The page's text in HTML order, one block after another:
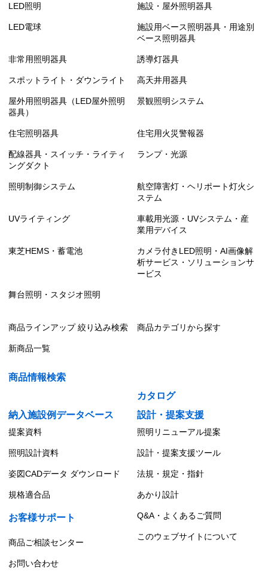
LED照明 施設・屋外照明器具
LED電球
施設用ベース照明器具・用途別
ベース照明器具
非常用照明器具 誘導灯器具
スポットライト・ダウンライト 高天井用器具
屋外用照明器具（LED屋外照明
器具）
景観照明システム
住宅照明器具 住宅用火災警報器
配線器具・スイッチ・ライティ
ングダクト
ランプ・光源
照明制御システム
航空障害灯・ヘリポート灯火シ
ステム
UVライティング
車載用光源・UVシステム・産
業用デバイス
東芝HEMS・蓄電池
カメラ付きLED照明・AI画像解
析サービス・ソリューションサ
ービス
舞台照明・スタジオ照明
商品ラインアップ 絞り込み検索 商品カテゴリから探す
新商品一覧
商品情報検索
カタログ
納入施設例データベース
設計・提案支援
提案資料 照明リニューアル提案
照明設計資料 設計・提案支援ツール
姿図CADデータ ダウンロード 法規・規定・指針
規格適合品 あかり設計
お客様サポート Q&A・よくあるご質問
商品ご相談センター
このウェブサイトについて
お問い合わせ